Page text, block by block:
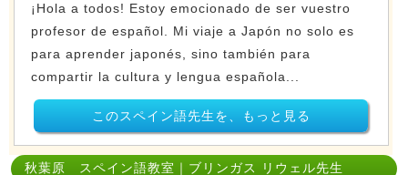
¡Hola a todos! Estoy emocionado de ser vuestro
profesor de español. Mi viaje a Japón no solo es
para aprender japonés, sino también para
compartir la cultura y lengua española...
このスペイン語先生を、もっと見る
秋葉原 スペイン語教室｜ブリンガス リウェル先生